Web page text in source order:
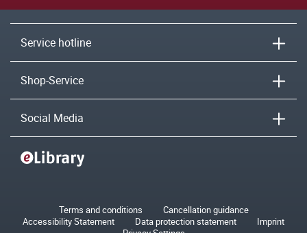
Service hotline
Shop-Service
Social Media
Terms and conditions
Cancellation guidance
Accessibility Statement
Data protection statement
Imprint